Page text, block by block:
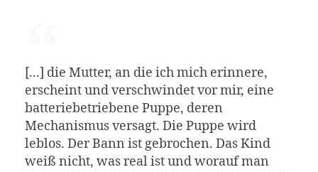
[...] die Mutter, an die ich mich erinnere,
erscheint und verschwindet vor mir, eine
batteriebetriebene Puppe, deren
Mechanismus versagt. Die Puppe wird
leblos. Der Bann ist gebrochen. Das Kind
weiß nicht, was real ist und worauf man